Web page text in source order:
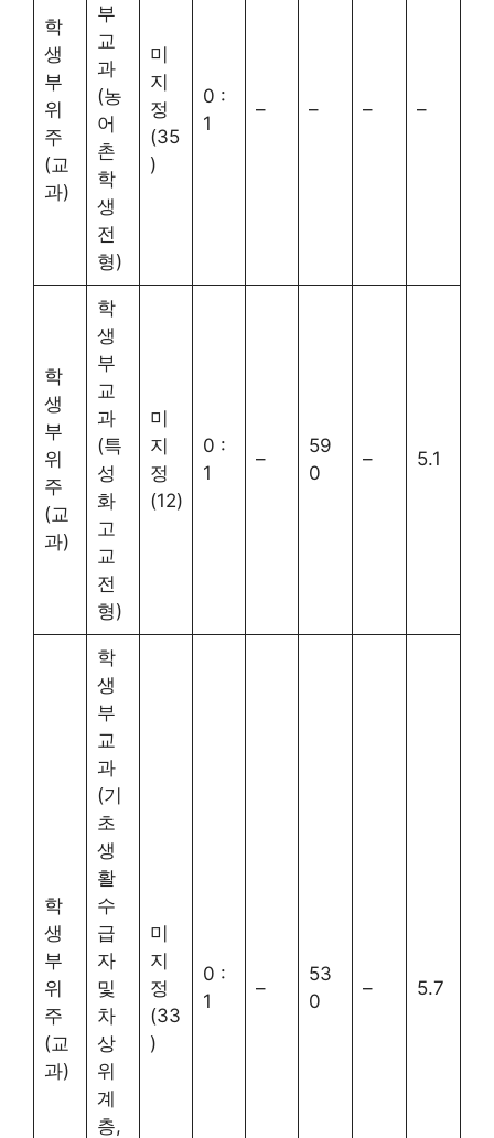
학
생
부
위
주
(교
과)
부
교
과
(농
어
촌
학
생
전
형)
미
지
정
(35
)
0 :
1
– – – –
학
생
부
위
주
(교
과)
학
생
부
교
과
(특
성
화
고
교
전
형)
미
지
정
(12)
0 :
1
–
59
0
– 5.1
학
생
부
위
주
(교
과)
학
생
부
교
과
(기
초
생
활
수
급
자
및
차
상
위
계
층,
미
지
정
(33
)
0 :
1
–
53
0
– 5.7